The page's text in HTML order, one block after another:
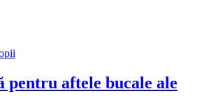
pentru aftele bucale ale